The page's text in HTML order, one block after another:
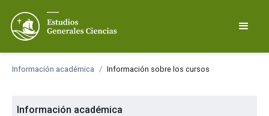
Información académica / Información sobre los cursos
Información académica